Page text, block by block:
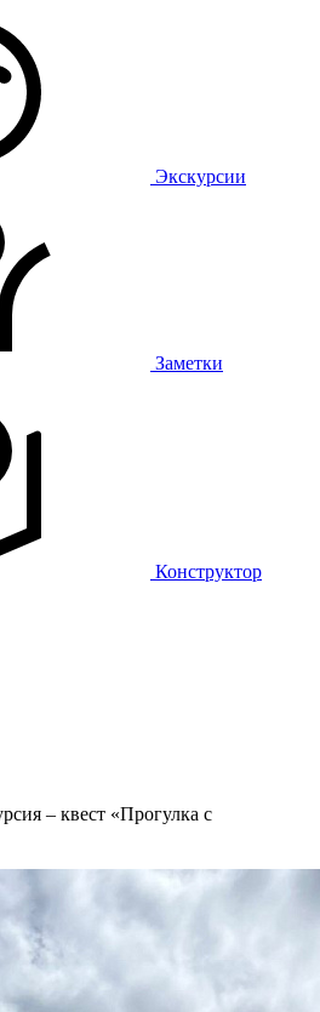
Экскурсии
Заметки
Конструктор
– квест «Прогулка с